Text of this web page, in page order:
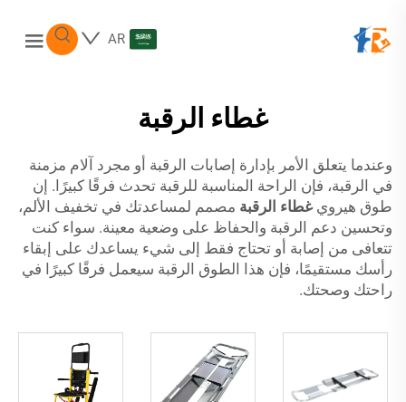
AR
غطاء الرقبة
وعندما يتعلق الأمر بإدارة إصابات الرقبة أو مجرد آلام مزمنة
في الرقبة، فإن الراحة المناسبة للرقبة تحدث فرقًا كبيرًا. إن
طوق هيروي غطاء الرقبة مصمم لمساعدتك في تخفيف الألم،
وتحسين دعم الرقبة والحفاظ على وضعية معينة. سواء كنت
تتعافى من إصابة أو تحتاج فقط إلى شيء يساعدك على إبقاء
رأسك مستقيمًا، فإن هذا الطوق الرقبة سيعمل فرقًا كبيرًا في
راحتك وصحتك.